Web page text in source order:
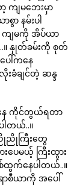
ကျမဘေးမှာ
ာ နမ်းပါ
ကျမကို အိပ်ယာ
နှုတ်ခမ်းကို စုတ်
ေါ်ကနေ
ခံချင်တဲ့ ဆန္ဒ
ေ ကိုင်တွယ်ရတာ
တယ်..။
ညိုညိုကြီးတွေ
ပေမယ့် ကြီးထွား
က်နေပါတယ်..။
စီယာကို အပေါ်